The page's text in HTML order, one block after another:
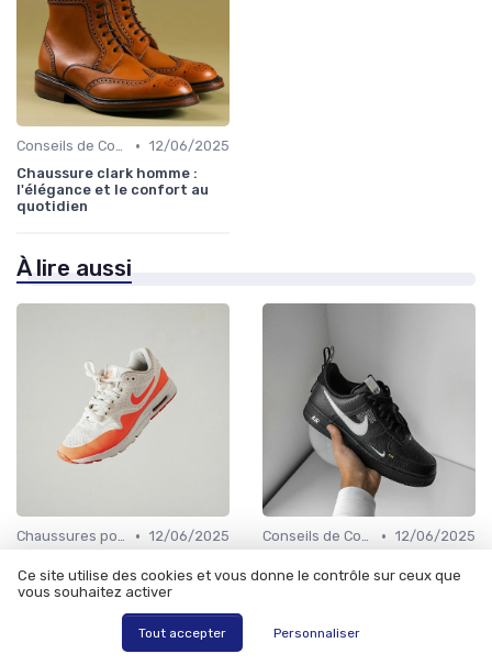
Conseils de Confort au Quotidien • 12/06/2025
Chaussure clark homme :
l'élégance et le confort au
quotidien
À lire aussi
Chaussures pour Conditions Spécifiques • 12/06/2025
: guide complet pour choisir
la meilleure paire
Conseils de Confort au Quotidien • 12/06/2025
le guide ultime pour un style
Ce site utilise des cookies et vous donne le contrôle sur ceux que
vous souhaitez activer
Tout accepter Personnaliser